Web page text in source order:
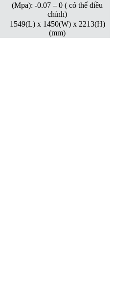
(Mpa): -0.07 – 0 ( có thể điều
chỉnh)
1549(L) x 1450(W) x 2213(H)
(mm)